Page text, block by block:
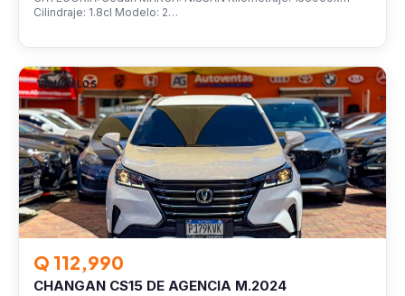
Cilindraje: 1.8cl Modelo: 2…
VEHÍCULOS
Q 112,990
CHANGAN CS15 DE AGENCIA M.2024